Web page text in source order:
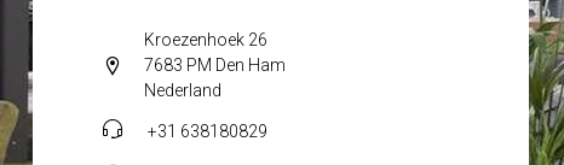
Kroezenhoek 26
7683 PM Den Ham
Nederland
+31 638180829